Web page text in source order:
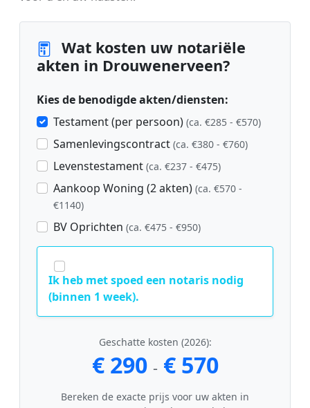
Wat kosten uw notariële
akten in Drouwenerveen?
Kies de benodigde akten/diensten:
Testament (per persoon) (ca. €285 - €570)
Samenlevingscontract (ca. €380 - €760)
Levenstestament (ca. €237 - €475)
Aankoop Woning (2 akten) (ca. €570 -
€1140)
BV Oprichten (ca. €475 - €950)
Ik heb met spoed een notaris nodig
(binnen 1 week).
Geschatte kosten (2026):
€ 290 - € 570
Bereken de exacte prijs voor uw akten in